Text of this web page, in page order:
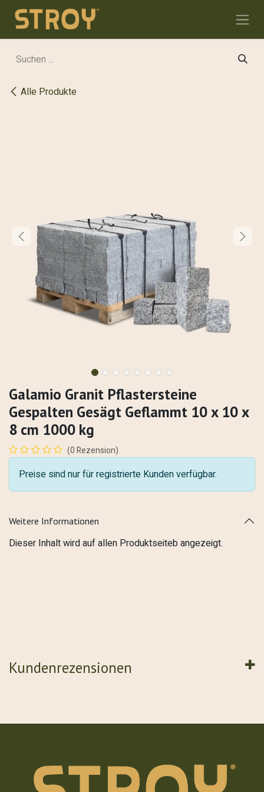
Zum Inhalt springen
Alle Produkte
Galamio Granit Pflastersteine
Gespalten Gesägt Geflammt 10 x 10 x
8 cm 1000 kg
(0 Rezension)
Preise sind nur für registrierte Kunden verfügbar.
Weitere Informationen
Dieser Inhalt wird auf allen Produktseiteb angezeigt.
Kundenrezensionen